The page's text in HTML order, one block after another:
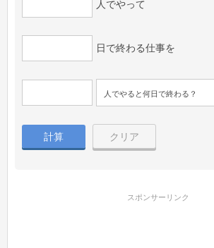
人でやって
日で終わる仕事を
人でやると何日で終わる？
計算 クリア
スポンサーリンク